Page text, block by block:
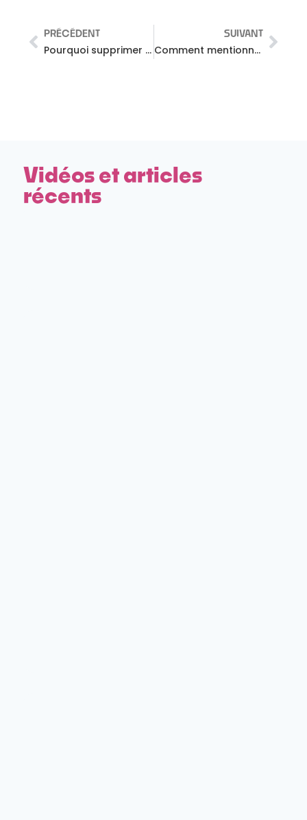
PRÉCÉDENT
Pourquoi supprimer les likes sur Instagram ?
SUIVANT
Comment mentionner quelqu’un sur YouTube – Nouvelle fonctionnalité pour taguer des comptes !
Vidéos et articles
récents